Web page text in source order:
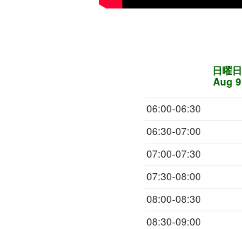
日曜日
Aug 9
06:00-06:30
06:30-07:00
07:00-07:30
07:30-08:00
08:00-08:30
08:30-09:00